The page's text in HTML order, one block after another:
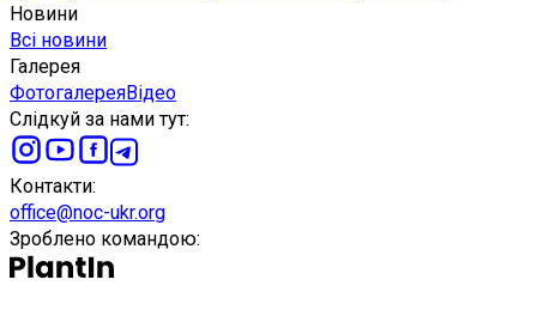
Новини
Всі новини
Галерея
ФотогалереяВідео
Слідкуй за нами тут:
Контакти:
office@noc-ukr.org
Зроблено командою: